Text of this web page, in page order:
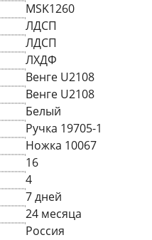
MSK1260
ЛДСП
ЛДСП
ЛХДФ
Венге U2108
Венге U2108
Белый
Ручка 19705-1
Ножка 10067
16
4
7 дней
24 месяца
Россия